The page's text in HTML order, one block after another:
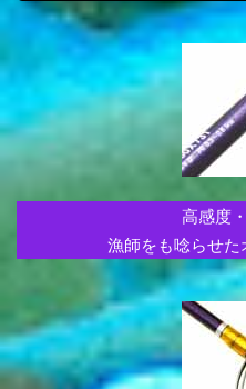
高感度
漁師をも唸らせ